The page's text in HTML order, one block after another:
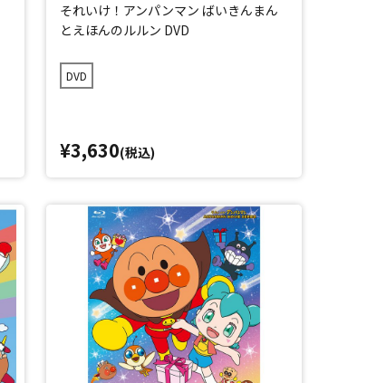
それいけ！アンパンマン ばいきんまん
とえほんのルルン DVD
DVD
¥3,630(税込)